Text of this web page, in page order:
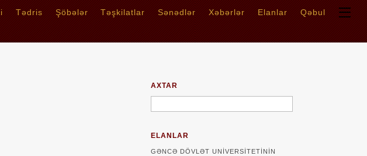
Tədris Şöbələr Təşkilatlar Sənədlər Xəbərlər Elanlar Qəbul
AXTAR
ELANLAR
GƏNCƏ DÖVLƏT UNIVERSITETININ